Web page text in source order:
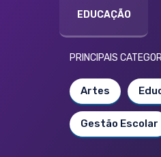
EDUCAÇÃO
PRINCIPAIS
Artes
Gestão Escolar